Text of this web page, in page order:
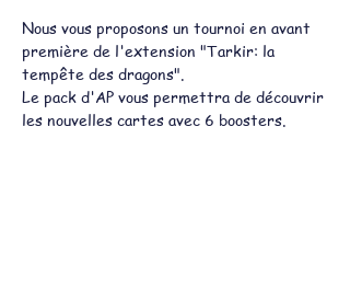
Nous vous proposons un tournoi en avant
première de l'extension "Tarkir: la
tempête des dragons".
Le pack d'AP vous permettra de découvrir
les nouvelles cartes avec 6 boosters.